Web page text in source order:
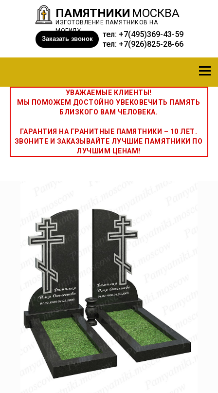
Заказать звонок тел: +7(495)369-43-59
тел: +7(926)825-28-66
ПАМЯТНИКИ МОСКВА
ИЗГОТОВЛЕНИЕ ПАМЯТНИКОВ НА
МОГИЛУ
УВАЖАЕМЫЕ КЛИЕНТЫ!
МЫ ПОМОЖЕМ ДОСТОЙНО УВЕКОВЕЧИТЬ ПАМЯТЬ
БЛИЗКОГО ВАМ ЧЕЛОВЕКА.
ГАРАНТИЯ НА ГРАНИТНЫЕ ПАМЯТНИКИ – 10 ЛЕТ.
ЗВОНИТЕ И ЗАКАЗЫВАЙТЕ ЛУЧШИЕ ПАМЯТНИКИ ПО
ЛУЧШИМ ЦЕНАМ!